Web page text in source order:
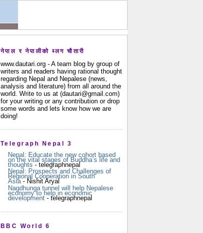
नेपाल र नेपालीको ब्लग चौतारी
www.dautari.org - A team blog by group of
writers and readers having rational thought
regarding Nepal and Nepalese (news,
analysis and literature) from all around the
world. Write to us at (dautari@gmail.com)
for your writing or any contribution or drop
some words and lets know how we are
doing!
Telegraph Nepal 3
Nepal: Educate the new cohort based
on the vital stages of Buddha’s life and
thoughts - telegraphnepal
Nepal: Prospects and Challenges of
Regional Cooperation in South
Asia- Nishit Aryal
Nagdhunga tunnel will help Nepalese
economy to help in economic
development - telegraphnepal
BBC World 6